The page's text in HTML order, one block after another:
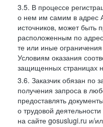
3.5. В процессе
о нем им самим в адрес
источников, может быть
расположенным по
те или иные
Условиям оказания
защищенных страницах
3.6. Заказчик обязан по
получения запроса в
предоставлять
о трудовой
на сайте gosuslugi.ru и/